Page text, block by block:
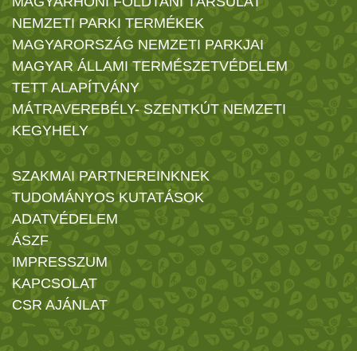
NEMZETI PARKI TERMÉKEK
MAGYARORSZÁG NEMZETI PARKJAI
MAGYAR ÁLLAMI TERMÉSZETVÉDELEM
TETT ALAPÍTVÁNY
MÁTRAVEREBÉLY- SZENTKÚT NEMZETI
KEGYHELY
SZAKMAI PARTNEREINKNEK
TUDOMÁNYOS KUTATÁSOK
ADATVÉDELEM
ÁSZF
IMPRESSZUM
KAPCSOLAT
CSR AJÁNLAT